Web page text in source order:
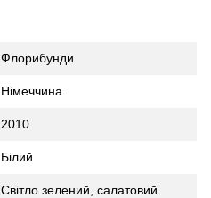
Флорибунди
Німеччина
2010
Білий
Світло зелений, салатовий